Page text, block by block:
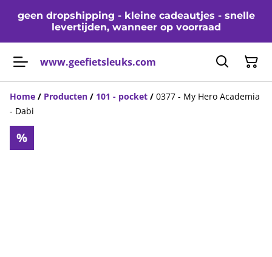
geen dropshipping - kleine cadeautjes - snelle
levertijden, wanneer op voorraad
www.geefietsleuks.com
Home / Producten / 101 - pocket / 0377 - My Hero Academia
- Dabi
%